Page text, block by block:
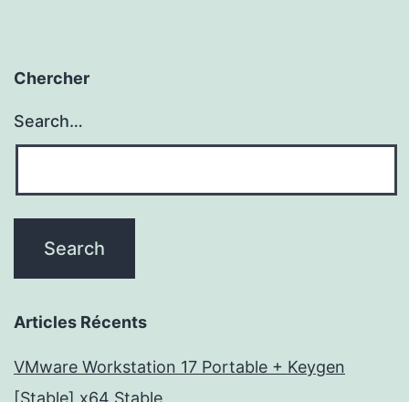
Chercher
Search…
Articles Récents
VMware Workstation 17 Portable + Keygen